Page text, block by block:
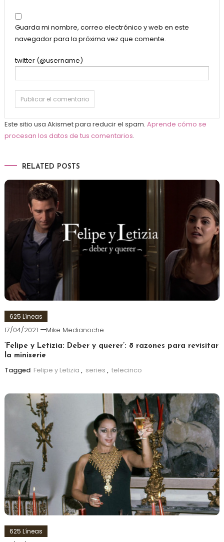
Guarda mi nombre, correo electrónico y web en este
navegador para la próxima vez que comente.
twitter (@username)
Este sitio usa Akismet para reducir el spam. Aprende cómo se
procesan los datos de tus comentarios.
RELATED POSTS
625 Líneas
17/04/2021 Mike Medianoche
‘Felipe y Letizia: Deber y querer’: 8 razones para revisitar
la miniserie
Tagged Felipe y Letizia , series , telecinco
625 Líneas